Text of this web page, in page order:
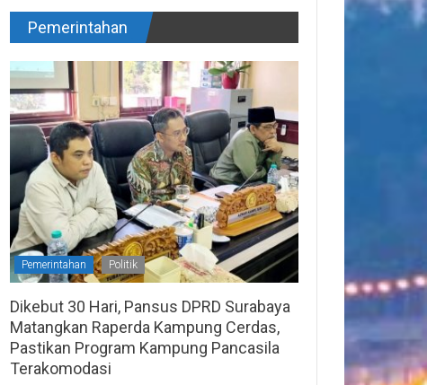
Pemerintahan
Pemerintahan Politik
Dikebut 30 Hari, Pansus DPRD Surabaya
Matangkan Raperda Kampung Cerdas,
Pastikan Program Kampung Pancasila
Terakomodasi